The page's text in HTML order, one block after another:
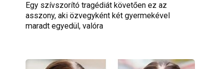
Egy szívszorító tragédiát követően ez az
asszony, aki özvegyként két gyermekével
maradt egyedül, valóra